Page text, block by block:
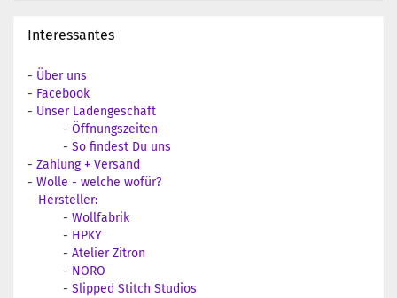
Interessantes
- Über uns
- Facebook
- Unser Ladengeschäft
- Öffnungszeiten
- So findest Du uns
- Zahlung + Versand
- Wolle - welche wofür?
Hersteller:
- Wollfabrik
- HPKY
- Atelier Zitron
- NORO
- Slipped Stitch Studios